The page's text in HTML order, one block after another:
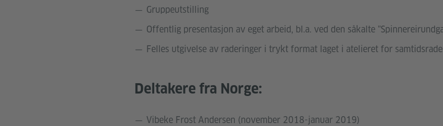
Gruppeutstilling
Offentlig presentasjon av eget arbeid, bl.a. ved den såkalte
Felles utgivelse av raderinger i trykt format laget i atelieret for
Deltakere fra Norge:
Vibeke Frost Andersen (november 2018-januar 2019)